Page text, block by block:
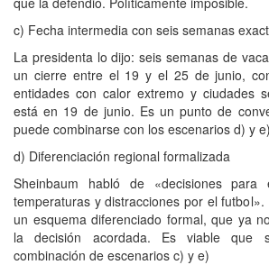
c) Fecha intermedia con seis semanas
La presidenta lo dijo: seis semanas de
un cierre entre el 19 y el 25 de junio,
entidades con calor extremo y ciudades
está en 19 de junio. Es un punto de
puede combinarse con los escenarios d) y e)
d) Diferenciación regional formalizada
Sheinbaum habló de «decisiones para
temperaturas y distracciones por el
un esquema diferenciado formal, que ya
la decisión acordada. Es viable que
combinación de escenarios c) y e)